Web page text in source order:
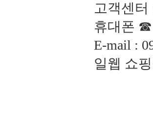
고객센
휴대폰
E-mail :
일웹 쇼